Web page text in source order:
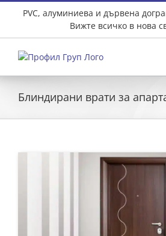
Skip
PVC, алуминиева и дървена
Вижте всичко в нова
Блиндирани врати за